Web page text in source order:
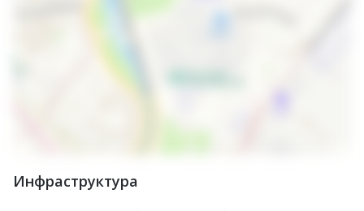
Инфраструктура